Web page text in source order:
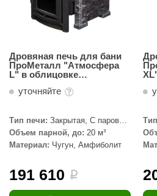
Термо
Дровяная печь для бани
ПроМеталл "Атмосфера
L" в облицовке
уточняйте
Тип печи: Закрытая, С паровой
пушкой
Объем парной, до: 20 м³
Материал: Чугун, Амфиболит
191 610 i